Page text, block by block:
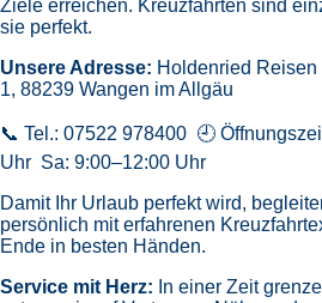
Ziele erreichen. Kreuzfahrten sind
sie perfekt.
Unsere Adresse: Holdenried Reisen
1, 88239 Wangen im Allgäu
📞 Tel.: 07522 978400 🕘
Uhr Sa: 9:00–12:00 Uhr
Damit Ihr Urlaub perfekt wird,
persönlich mit erfahrenen
Ende in besten Händen.
Service mit Herz: In einer Zeit